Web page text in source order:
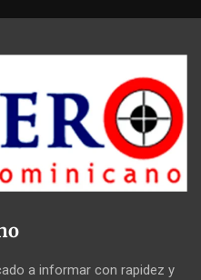
a informar con rapidez y